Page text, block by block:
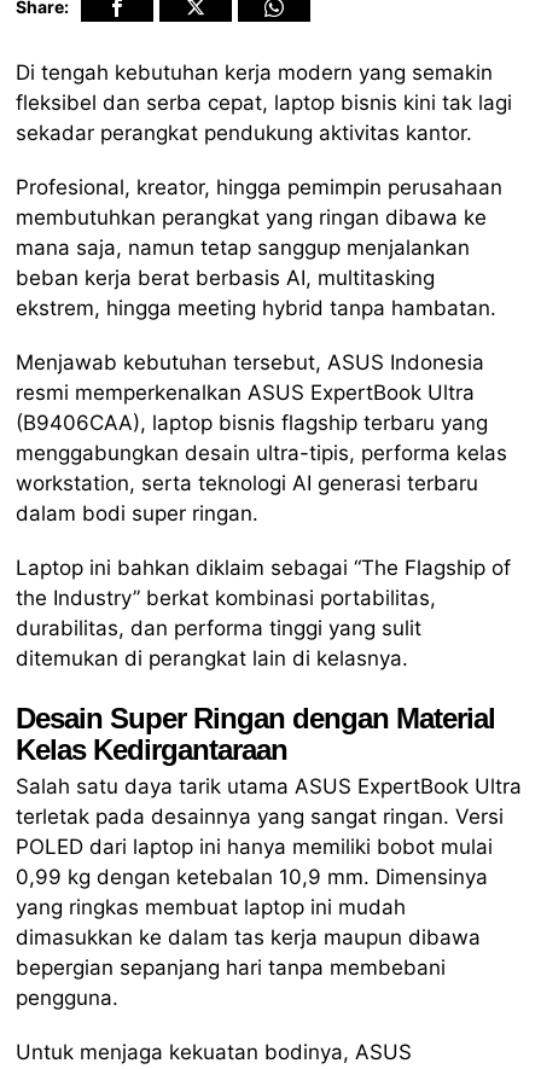
Share:
Di tengah kebutuhan kerja modern yang semakin
fleksibel dan serba cepat, laptop bisnis kini tak lagi
sekadar perangkat pendukung aktivitas kantor.
Profesional, kreator, hingga pemimpin perusahaan
membutuhkan perangkat yang ringan dibawa ke
mana saja, namun tetap sanggup menjalankan
beban kerja berat berbasis AI, multitasking
ekstrem, hingga meeting hybrid tanpa hambatan.
Menjawab kebutuhan tersebut, ASUS Indonesia
resmi memperkenalkan ASUS ExpertBook Ultra
(B9406CAA), laptop bisnis flagship terbaru yang
menggabungkan desain ultra-tipis, performa kelas
workstation, serta teknologi AI generasi terbaru
dalam bodi super ringan.
Laptop ini bahkan diklaim sebagai “The Flagship of
the Industry” berkat kombinasi portabilitas,
durabilitas, dan performa tinggi yang sulit
ditemukan di perangkat lain di kelasnya.
Desain Super Ringan dengan Material
Kelas Kedirgantaraan
Salah satu daya tarik utama ASUS ExpertBook Ultra
terletak pada desainnya yang sangat ringan. Versi
POLED dari laptop ini hanya memiliki bobot mulai
0,99 kg dengan ketebalan 10,9 mm. Dimensinya
yang ringkas membuat laptop ini mudah
dimasukkan ke dalam tas kerja maupun dibawa
bepergian sepanjang hari tanpa membebani
pengguna.
Untuk menjaga kekuatan bodinya, ASUS